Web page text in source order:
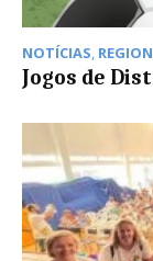
NOTÍCIAS,
Jogos de